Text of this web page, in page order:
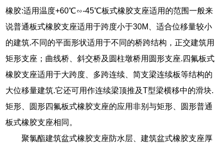
橡胶:适用温度+60℃∽-45℃板式橡胶支座适用的范围一般来
说普通板式橡胶支座适用于跨度小于30M、适合位移量较小
的建筑.不同的平面形状适用于不同的桥跨结构，正交建筑用
矩形支座；曲线桥、斜交桥及圆柱墩桥用圆形支座.四氟板式
橡胶支座适用于大跨度、多跨连续、简支梁连续板等结构的
大位移量建筑.它还可用作连续梁顶推及T型梁横移中的滑块.
矩形、圆形四氟板式橡胶支座的应用非别与矩形、圆形普通
板式橡胶支座相同。
聚氯酯建筑盆式橡胶支座防水层、建筑盆式橡胶支座厚